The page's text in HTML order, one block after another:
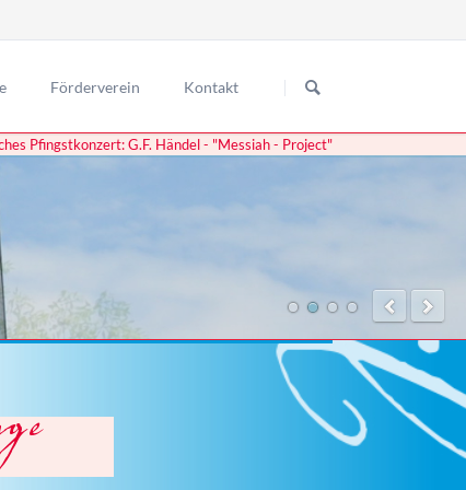
überspringen
Förderverein Kontakt
Pfingstkonzert: G.F. Händel - "Messiah - Project"